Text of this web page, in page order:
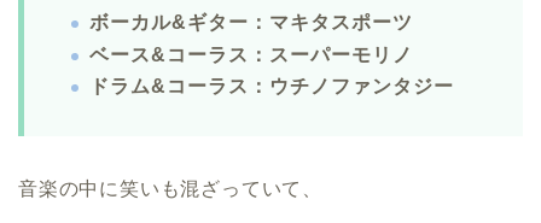
ボーカル&ギター：マキタスポーツ
ベース&コーラス：スーパーモリノ
ドラム&コーラス：ウチノファンタジー
音楽の中に笑いも混ざっていて、